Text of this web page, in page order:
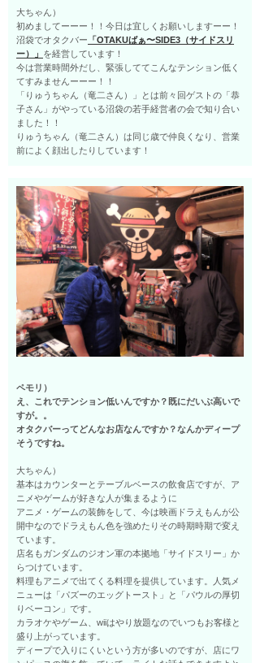
大ちゃん）
初めましてーーー！！今日は宜しくお願いしますーー！
沼袋でオタクバー 「OTAKUばぁ〜SIDE3（サイドスリ
ー）」 を経営しています！
今は営業時間外だし、緊張しててこんなテンション低く
てすみませんーーー！！
「りゅうちゃん（竜二さん）」とは前々回ゲストの「恭
子さん」がやっている沼袋の若手経営者の会で知り合い
ました！！
りゅうちゃん（竜二さん）は同じ歳で仲良くなり、営業
前によく顔出したりしています！
ペモリ）
え、これでテンション低いんですか？既にだいぶ高いで
すが。。
オタクバーってどんなお店なんですか？なんかディープ
そうですね。
大ちゃん）
基本はカウンターとテーブルベースの飲食店ですが、ア
ニメやゲームが好きな人が集まるように
アニメ・ゲームの装飾をして、今は映画ドラえもんが公
開中なのでドラえもん色を強めたりその時期時期で変え
ています。
店名もガンダムのジオン軍の本拠地「サイドスリー」か
らつけています。
料理もアニメで出てくる料理を提供しています。人気メ
ニューは「パズーのエッグトースト」と「パウルの厚切
りベーコン」です。
カラオケやゲーム、wiiはやり放題なのでいつもお客様と
盛り上がっています。
ディープで入りにくいという方が多いのですが、店にワ